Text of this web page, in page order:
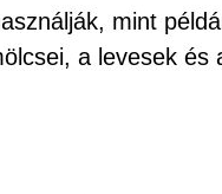
mint
a levesek és